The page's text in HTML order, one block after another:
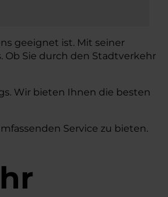
geeignet ist. Mit seiner
Ob Sie durch den Stadtverkehr
Wir bieten Ihnen die besten
Service zu bieten.